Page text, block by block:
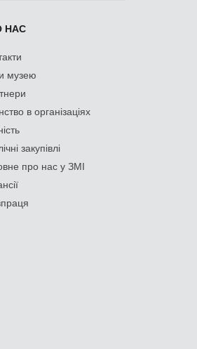
НАС
музею
в організаціях
закупівлі
про нас у ЗМІ